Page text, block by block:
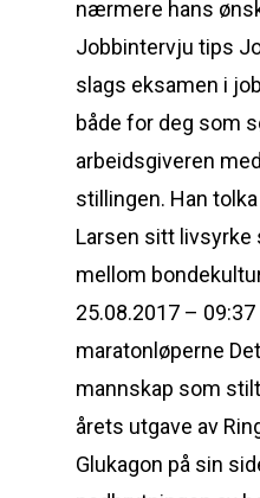
nærmere hans
Jobbintervju tips
slags eksamen i
både for deg som
arbeidsgiveren
stillingen. Han
Larsen sitt livsyrke
mellom
25.08.2017 –
maratonløperne
mannskap som
årets utgave av
Glukagon på sin